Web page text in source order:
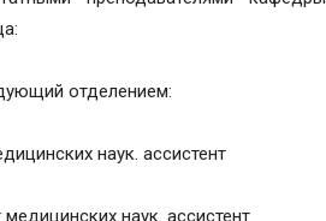
отделением:
наук. ассистент
наук. ассистент